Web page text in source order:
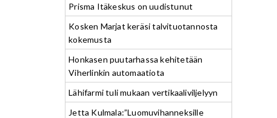
Prisma Itäkeskus on uudistunut
Kosken Marjat keräsi talvituotannosta
kokemusta
Honkasen puutarhassa kehitetään
Viherlinkin automaatiota
Lähifarmi tuli mukaan vertikaaliviljelyyn
Jetta Kulmala:”Luomuvihanneksille